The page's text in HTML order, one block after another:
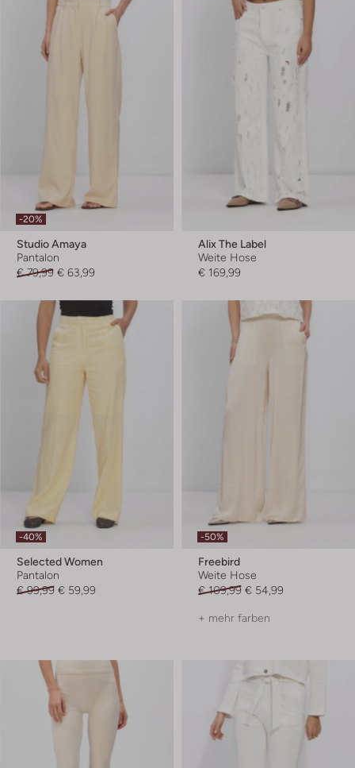
-20%
Studio Amaya
Pantalon
€ 79,99 € 63,99
Alix The Label
Weite Hose
€ 169,99
-40%
Selected Women
Pantalon
€ 99,99 € 59,99
-50%
Freebird
Weite Hose
€ 109,99 € 54,99
+ mehr farben